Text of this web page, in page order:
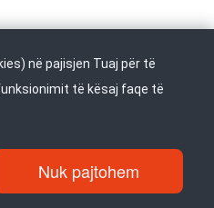
me shtetet anëtare të
me Shtetet
në pajisjen Tuaj për të
të kësaj faqe të
Nuk pajtohem